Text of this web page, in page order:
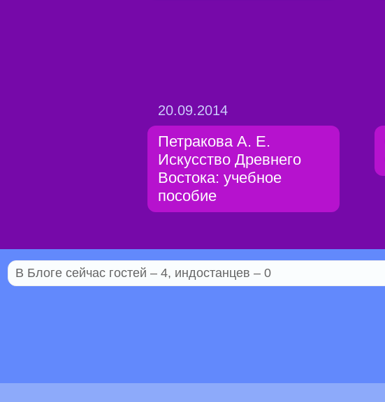
20.09.2014
Петракова А. Е.
Искусство Древнего
Востока: учебное
пособие
В Блоге сейчас гостей – 4, индостанцев – 0